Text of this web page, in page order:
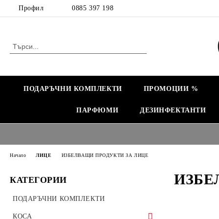
Профил 0885 397 198
ПОДАРЪЧНИ КОМПЛЕКТИ ПРОМОЦИИ %
ПАРФЮМИ ДЕЗИНФЕКТАНТИ
КАТЕГОРИИ
ПОДАРЪЧНИ КОМПЛЕКТИ
КОСА
Начало ЛИЦЕ ИЗБЕЛВАЩИ ПРОДУКТИ ЗА ЛИЦЕ